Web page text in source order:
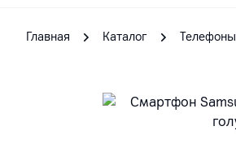
Главная Каталог Телефоны